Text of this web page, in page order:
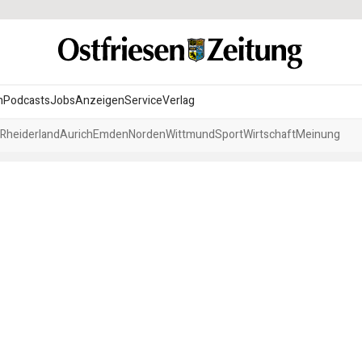
PodcastsJobsAnzeigenServiceVerlag
RheiderlandAurichEmdenNordenWittmundSportWirtschaftMeinung